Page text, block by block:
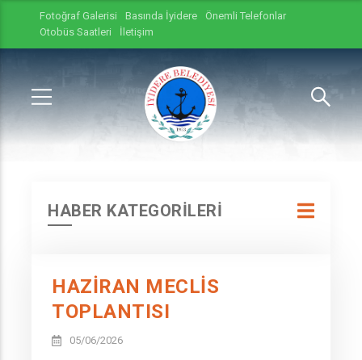
Fotoğraf Galerisi Basında İyidere
Önemli Telefonlar
Otobüs Saatleri
İletişim
HABER KATEGORİLERİ
HAZIRAN MECLIS
TOPLANTISI
05/06/2026